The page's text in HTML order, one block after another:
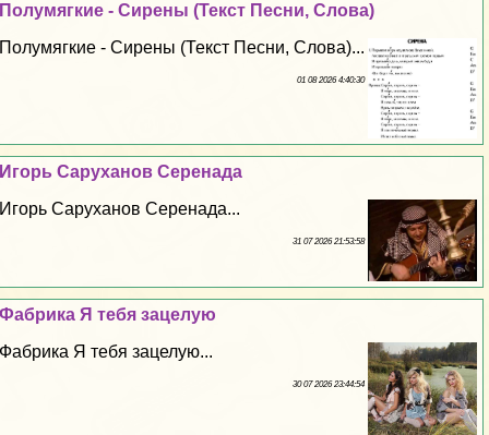
Полумягкие - Сирены (Текст Песни, Слова)
Полумягкие - Сирены (Текст Песни, Слова)...
01 08 2026 4:40:30
Игорь Саруханов Серенада
Игорь Саруханов Серенада...
31 07 2026 21:53:58
Фабрика Я тебя зацелую
Фабрика Я тебя зацелую...
30 07 2026 23:44:54